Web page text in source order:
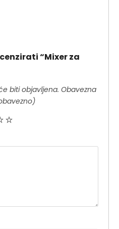
“Mixer za
biti objavljena. Obavezna